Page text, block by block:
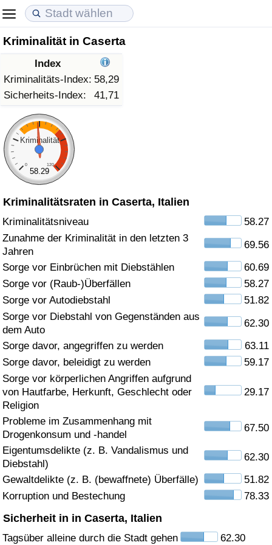
Kriminalität in Caserta
Index
Kriminalitäts-Index: 58,29
Sicherheits-Index:
41,71
Kriminalität
0 120
58.29
Kriminalitätsraten in Caserta, Italien
Kriminalitätsniveau
58.27
Zunahme der Kriminalität in den letzten 3
Jahren
69.56
Sorge vor Einbrüchen mit Diebstählen
60.69
Sorge vor (Raub-)Überfällen
58.27
Sorge vor Autodiebstahl
51.82
Sorge vor Diebstahl von Gegenständen aus
dem Auto
62.30
Sorge davor, angegriffen zu werden
63.11
Sorge davor, beleidigt zu werden
59.17
Sorge vor körperlichen Angriffen aufgrund
von Hautfarbe, Herkunft, Geschlecht oder
Religion
29.17
Probleme im Zusammenhang mit
Drogenkonsum und -handel
67.50
Eigentumsdelikte (z. B. Vandalismus und
Diebstahl)
62.30
Gewaltdelikte (z. B. (bewaffnete) Überfälle)
51.82
Korruption und Bestechung
78.33
Sicherheit in in Caserta, Italien
Tagsüber alleine durch die Stadt gehen 62.30
Lebenshaltungskosten
Lebenshaltungskosten-Index (aktuell)
Lebenshaltungskosten-Index
Lebenshaltungskosten-Index nach Land
in Akaba
Immobilienpreise
Immobilienpreis-Index (aktuell)
Immobilienpreis-Index
Immobilienpreis-Index nach Land
Lebensqualität
Lebensqualität-Index
Lebensqualität-Index (aktuell)
Lebensqualitätsindex nach Land
Kriminalität
Kriminalitäts-Index (aktuell)
Kriminalitäts-Index
Kriminalitätsindex nach Land
Gesundheitsversorgung
Gesundheitsversorgungs-Index (aktuell)
Gesundheitsversorgungs-Index
Gesundheitsversorgungs-Index nach Land
Umweltverschmutzung
Umweltverschmutzungs-Index (aktuell)
Verschmutzungsindex
Umweltverschmutzungs-Index nach Land
Verkehr